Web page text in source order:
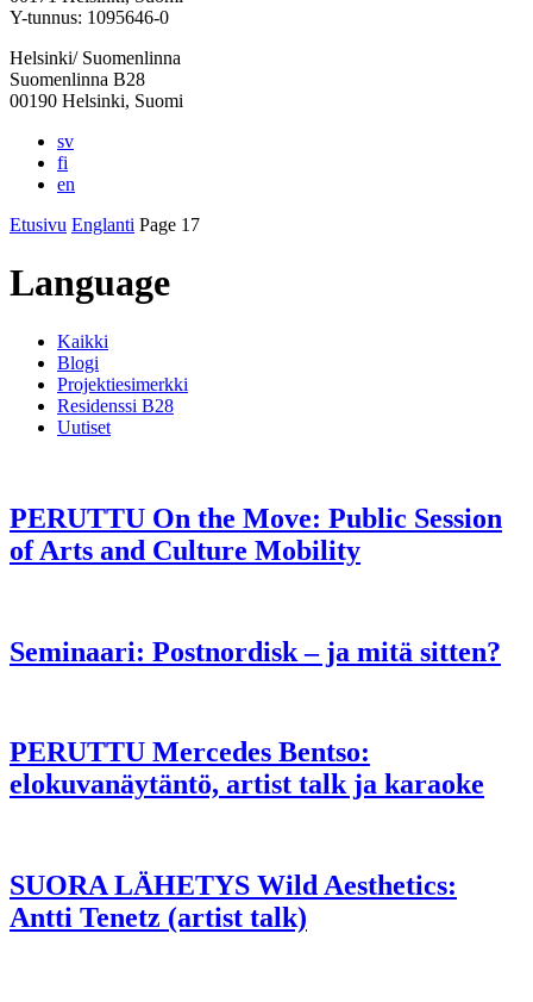
välilehteen
välilehteen
välilehteen
välilehteen
välilehteen
Y-tunnus: 1095646-0
Helsinki/ Suomenlinna
Suomenlinna B28
00190 Helsinki, Suomi
sv
fi
en
Etusivu Englanti Page 17
Language
Kaikki
Blogi
Projektiesimerkki
Residenssi B28
Uutiset
PERUTTU On the Move: Public Session
of Arts and Culture Mobility
Seminaari: Postnordisk – ja mitä sitten?
PERUTTU Mercedes Bentso:
elokuvanäytäntö, artist talk ja karaoke
SUORA LÄHETYS Wild Aesthetics:
Antti Tenetz (artist talk)